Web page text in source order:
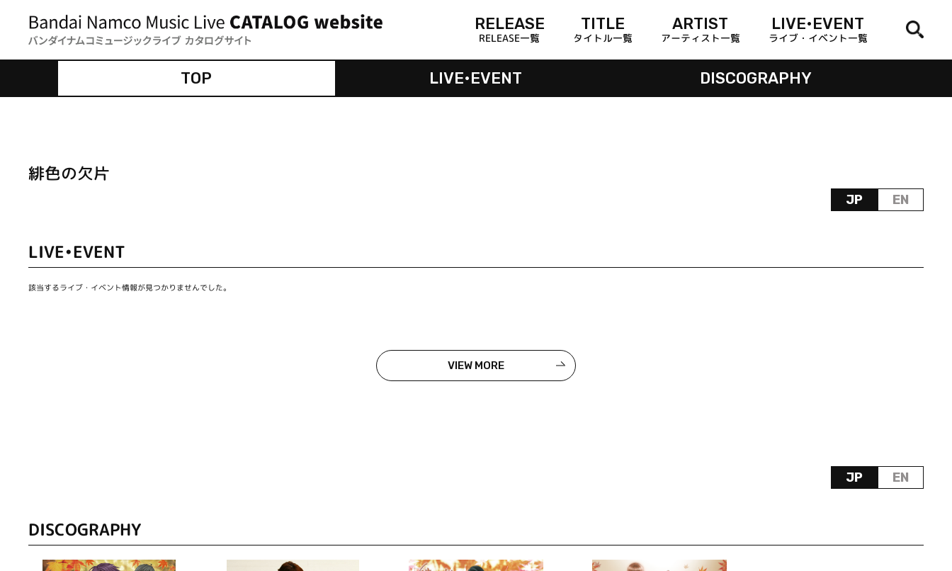
RELEASE
RELEASE一覧
TITLE
タイトル一覧
ARTIST
アーティスト一覧
LIVE•EVENT
ライブ・イベント一覧
TOP LIVE•EVENT DISCOGRAPHY
緋色の欠片
JP EN
LIVE•EVENT
該当するライブ・イベント情報が見つかりませんでした。
VIEW MORE
JP EN
DISCOGRAPHY